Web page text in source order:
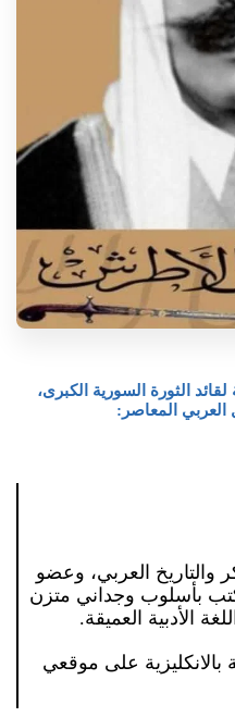
الثورة السورية الكبرى،
المعاصر:
العربي، وعضو
بأسلوب وجداني متزن
الأدبية العميقة.
على موقعي